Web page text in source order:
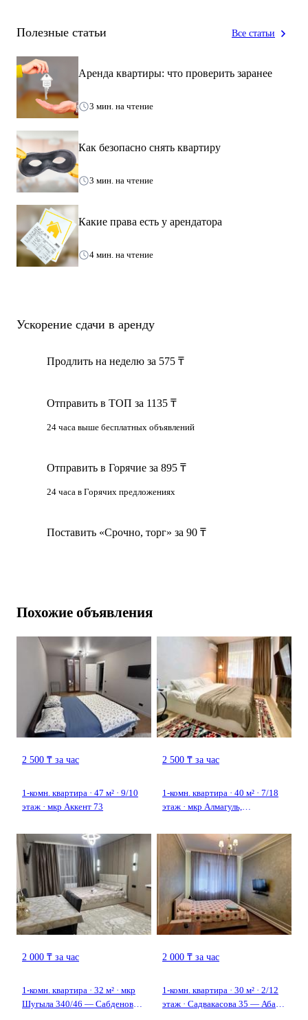
Полезные статьи Все статьи
Аренда квартиры: что проверить заранее
3 мин. на чтение
Как безопасно снять квартиру
3 мин. на чтение
Какие права есть у арендатора
4 мин. на чтение
Ускорение сдачи в аренду
Продлить на неделю за 575 ₸
Отправить в ТОП за 1135 ₸
24 часа выше бесплатных объявлений
Отправить в Горячие за 895 ₸
24 часа в Горячих предложениях
Поставить «Срочно, торг» за 90 ₸
Похожие объявления
2 500 ₸ за час
1-комн. квартира · 47 м² · 9/10
этаж · мкр Аккент 73
2 500 ₸ за час
1-комн. квартира · 40 м² · 7/18
этаж · мкр Алмагуль,
2 000 ₸ за час
1-комн. квартира · 32 м² · мкр
Шугыла 340/46 — Сабденова
2 000 ₸ за час
1-комн. квартира · 30 м² · 2/12
этаж · Садвакасова 35 — Абая